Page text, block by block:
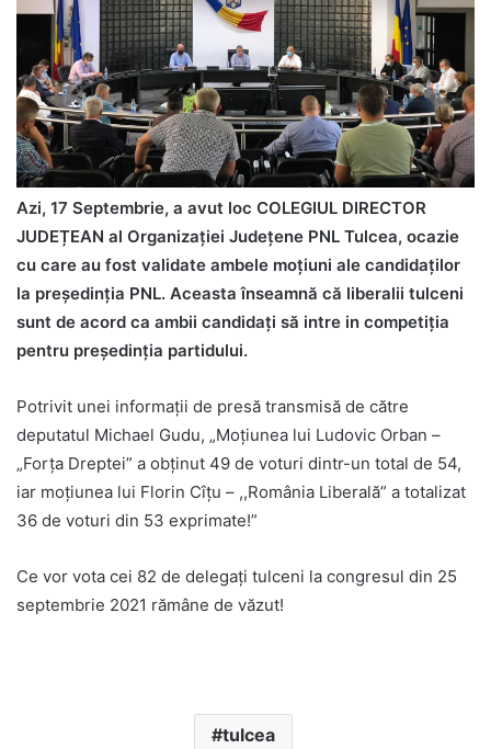
Azi, 17 Septembrie, a avut loc COLEGIUL DIRECTOR
JUDEȚEAN al Organizației Județene PNL Tulcea, ocazie
cu care au fost validate ambele moțiuni ale candidaților
la președinția PNL. Aceasta înseamnă că liberalii tulceni
sunt de acord ca ambii candidați să intre in competiția
pentru președinția partidului.
Potrivit unei informaţii de presă transmisă de către
deputatul Michael Gudu, „Moțiunea lui Ludovic Orban –
„Forța Dreptei” a obținut 49 de voturi dintr-un total de 54,
iar moțiunea lui Florin Cîțu – ,,România Liberală” a totalizat
36 de voturi din 53 exprimate!”
Ce vor vota cei 82 de delegaţi tulceni la congresul din 25
septembrie 2021 rămâne de văzut!
tulcea